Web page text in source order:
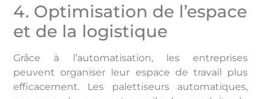
4. Optimisation de l’espace
et de la logistique
Grâce à l’automatisation, les entreprises
peuvent organiser leur espace de travail plus
efficacement. Les palettiseurs automatiques,